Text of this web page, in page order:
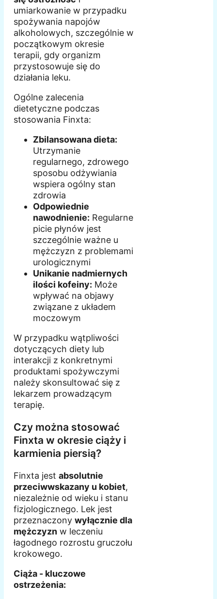
umiarkowanie w przypadku
spożywania napojów
alkoholowych, szczególnie w
początkowym okresie
terapii, gdy organizm
przystosowuje się do
działania leku.
Ogólne zalecenia
dietetyczne podczas
stosowania Finxta:
Zbilansowana dieta:
Utrzymanie
regularnego, zdrowego
sposobu odżywiania
wspiera ogólny stan
zdrowia
Odpowiednie
nawodnienie: Regularne
picie płynów jest
szczególnie ważne u
mężczyzn z problemami
urologicznymi
Unikanie nadmiernych
ilości kofeiny: Może
wpływać na objawy
związane z układem
moczowym
W przypadku wątpliwości
dotyczących diety lub
interakcji z konkretnymi
produktami spożywczymi
należy skonsultować się z
lekarzem prowadzącym
terapię.
Czy można stosować
Finxta w okresie ciąży i
karmienia piersią?
Finxta jest absolutnie
przeciwwskazany u kobiet,
niezależnie od wieku i stanu
fizjologicznego. Lek jest
przeznaczony wyłącznie dla
mężczyzn w leczeniu
łagodnego rozrostu gruczołu
krokowego.
Ciąża - kluczowe
ostrzeżenia: